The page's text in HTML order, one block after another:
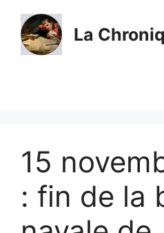
contenu
La
15
: fin de la